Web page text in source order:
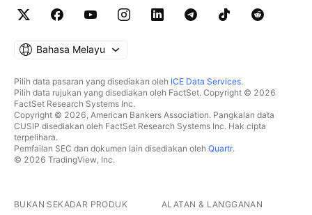
Bahasa Melayu
Pilih data pasaran yang disediakan oleh ICE Data Services.
Pilih data rujukan yang disediakan oleh FactSet. Copyright © 2026
FactSet Research Systems Inc.
Copyright © 2026, American Bankers Association. Pangkalan data
CUSIP disediakan oleh FactSet Research Systems Inc. Hak cipta
terpelihara.
Pemfailan SEC dan dokumen lain disediakan oleh Quartr.
© 2026 TradingView, Inc.
BUKAN SEKADAR PRODUK ALATAN & LANGGANAN